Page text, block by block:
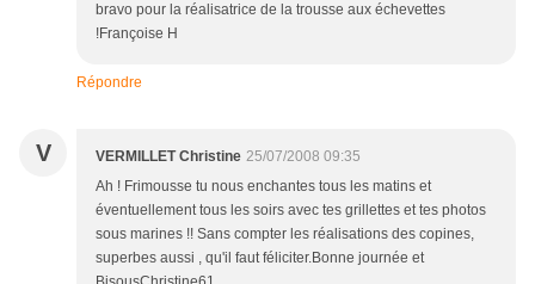
bravo pour la réalisatrice de la trousse aux échevettes
!Françoise H
Répondre
V VERMILLET Christine 25/07/2008 09:35
Ah ! Frimousse tu nous enchantes tous les matins et
éventuellement tous les soirs avec tes grillettes et tes photos
sous marines !! Sans compter les réalisations des copines,
superbes aussi , qu'il faut féliciter.Bonne journée et